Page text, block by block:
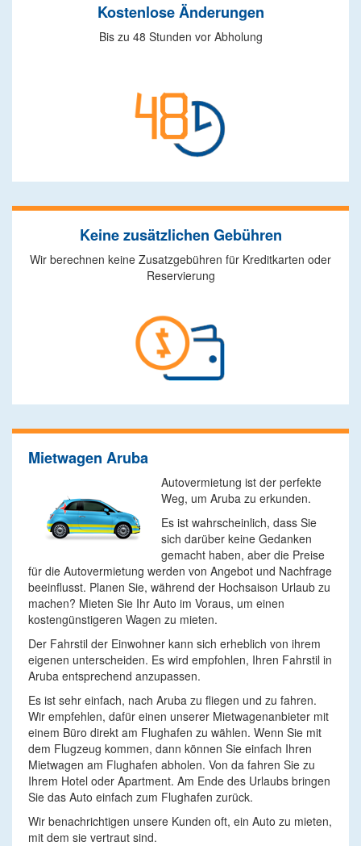
Kostenlose Änderungen
Bis zu 48 Stunden vor Abholung
Keine zusätzlichen Gebühren
Wir berechnen keine Zusatzgebühren für Kreditkarten oder
Reservierung
Mietwagen Aruba
Autovermietung ist der perfekte
Weg, um Aruba zu erkunden.
Es ist wahrscheinlich, dass Sie
sich darüber keine Gedanken
gemacht haben, aber die Preise
für die Autovermietung werden von Angebot und Nachfrage
beeinflusst. Planen Sie, während der Hochsaison Urlaub zu
machen? Mieten Sie Ihr Auto im Voraus, um einen
kostengünstigeren Wagen zu mieten.
Der Fahrstil der Einwohner kann sich erheblich von ihrem
eigenen unterscheiden. Es wird empfohlen, Ihren Fahrstil in
Aruba entsprechend anzupassen.
Es ist sehr einfach, nach Aruba zu fliegen und zu fahren.
Wir empfehlen, dafür einen unserer Mietwagenanbieter mit
einem Büro direkt am Flughafen zu wählen. Wenn Sie mit
dem Flugzeug kommen, dann können Sie einfach Ihren
Mietwagen am Flughafen abholen. Von da fahren Sie zu
Ihrem Hotel oder Apartment. Am Ende des Urlaubs bringen
Sie das Auto einfach zum Flughafen zurück.
Wir benachrichtigen unsere Kunden oft, ein Auto zu mieten,
mit dem sie vertraut sind.